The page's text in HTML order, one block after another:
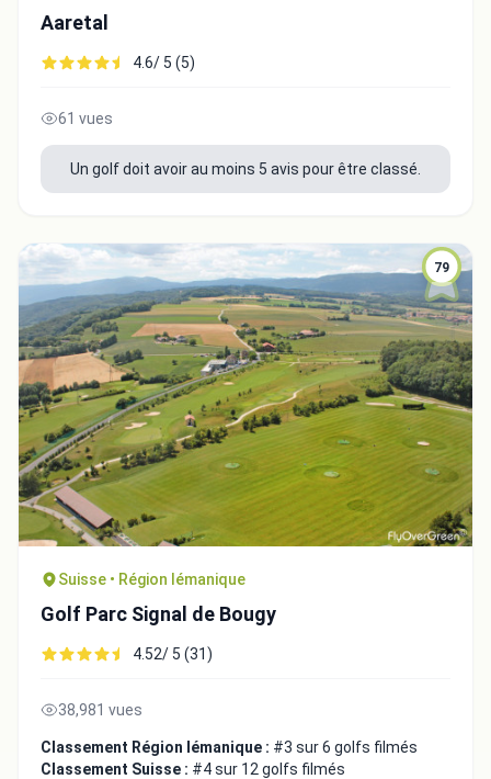
Aaretal
4.6/ 5 (5)
61 vues
Un golf doit avoir au moins 5 avis pour être classé.
79
Suisse • Région lémanique
Golf Parc Signal de Bougy
4.52/ 5 (31)
38,981 vues
Classement Région lémanique : #3 sur 6 golfs filmés
Classement Suisse : #4 sur 12 golfs filmés